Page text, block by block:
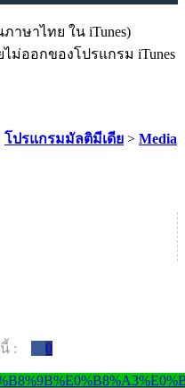
ม่ออกของโปรแกรม iTunes
โปรแกรมมัลติมีเดีย > Media
: 0